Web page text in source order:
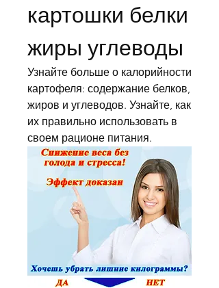
картошки белки
жиры углеводы
Узнайте больше о калорийности
картофеля: содержание белков,
жиров и углеводов. Узнайте, как
их правильно использовать в
своем рационе питания.